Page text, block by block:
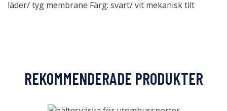
läder/ tyg membrane Färg: svart/ vit mekanisk tilt
REKOMMENDERADE PRODUKTER